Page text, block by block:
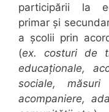
participării la
primar și
a școlii prin
(ex. costuri de
educaţionale,
sociale,
acompaniere,